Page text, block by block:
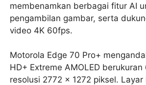
membenamkan berbagai fitur AI
pengambilan gambar, serta
video 4K 60fps.
Motorola Edge 70 Pro+
HD+ Extreme AMOLED
resolusi 2772 x 1272 piksel.